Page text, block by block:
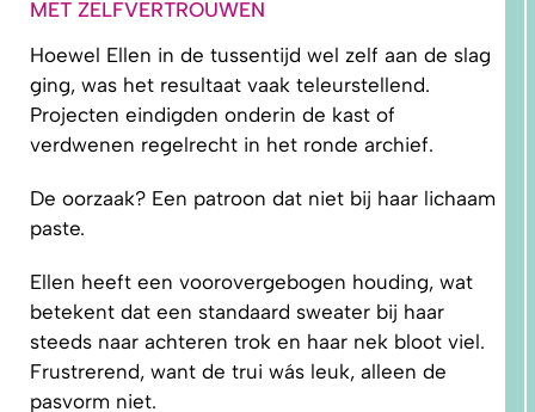
MET ZELFVERTROUWEN
Hoewel Ellen in de tussentijd wel zelf aan de slag
ging, was het resultaat vaak teleurstellend.
Projecten eindigden onderin de kast of
verdwenen regelrecht in het ronde archief.
De oorzaak? Een patroon dat niet bij haar lichaam
paste.
Ellen heeft een voorovergebogen houding, wat
betekent dat een standaard sweater bij haar
steeds naar achteren trok en haar nek bloot viel.
Frustrerend, want de trui wás leuk, alleen de
pasvorm niet.